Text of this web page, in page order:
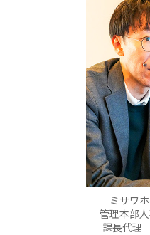
ミサワ
管理本部
課長代理